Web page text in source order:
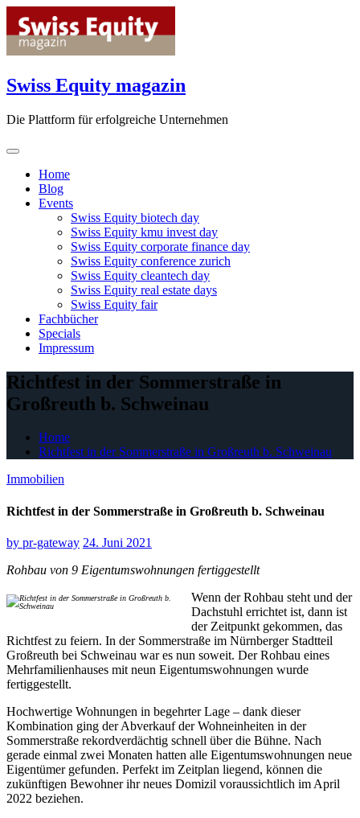
content
Swiss Equity magazin
Die Plattform für erfolgreiche Unternehmen
Home
Blog
Events
Swiss Equity biotech day
Swiss Equity kmu invest day
Swiss Equity corporate finance day
Swiss Equity conference zurich
Swiss Equity cleantech day
Swiss Equity real estate days
Swiss Equity fair
Fachbücher
Specials
Impressum
Richtfest in der Sommerstraße in
Großreuth b. Schweinau
Home
Richtfest in der Sommerstraße in Großreuth b. Schweinau
Immobilien
Richtfest in der Sommerstraße in Großreuth b. Schweinau
by pr-gateway 24. Juni 2021
Rohbau von 9 Eigentumswohnungen fertiggestellt
Wenn der Rohbau steht und der
Dachstuhl errichtet ist, dann ist
der Zeitpunkt gekommen, das
Richtfest zu feiern. In der Sommerstraße im Nürnberger Stadtteil
Großreuth bei Schweinau war es nun soweit. Der Rohbau eines
Mehrfamilienhauses mit neun Eigentumswohnungen wurde
fertiggestellt.
Hochwertige Wohnungen in begehrter Lage – dank dieser
Kombination ging der Abverkauf der Wohneinheiten in der
Sommerstraße rekordverdächtig schnell über die Bühne. Nach
gerade einmal zwei Monaten hatten alle Eigentumswohnungen neue
Eigentümer gefunden. Perfekt im Zeitplan liegend, können die
zukünftigen Bewohner ihr neues Domizil voraussichtlich im April
2022 beziehen.